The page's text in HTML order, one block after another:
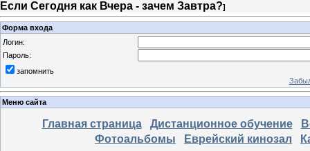
Если Сегодня как Вчера - зачем Завтра?]
Форма входа
Логин:
Пароль:
запомнить
Меню сайта
Главная страница Дистанционное обучение
Фотоальбомы
Еврейский кинозал